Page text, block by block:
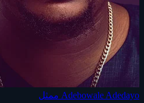
Adebowale Adedayo ممثل